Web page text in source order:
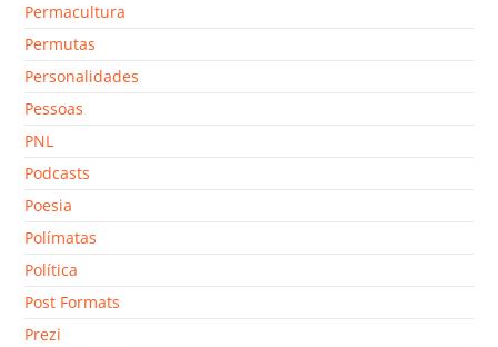
Permacultura
Permutas
Personalidades
Pessoas
PNL
Podcasts
Poesia
Polímatas
Política
Post Formats
Prezi